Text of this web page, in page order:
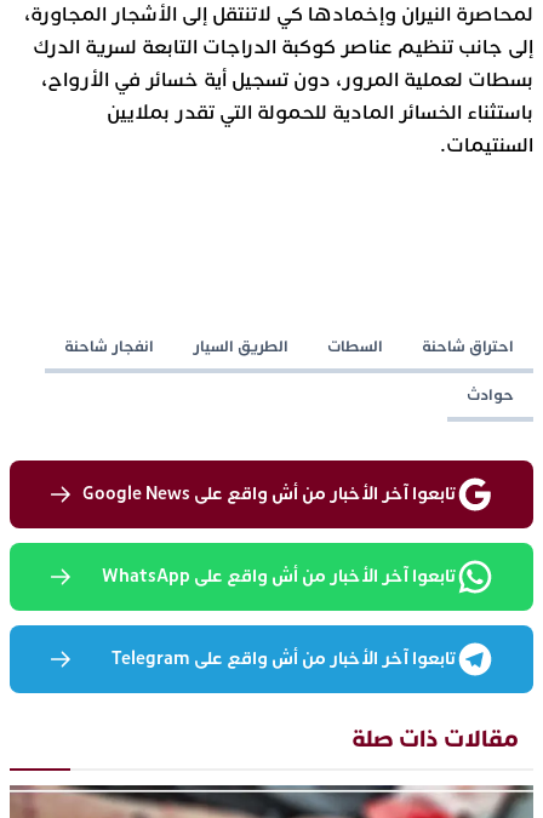
لمحاصرة النيران وإخمادها كي لاتنتقل إلى الأشجار المجاورة،
إلى جانب تنظيم عناصر كوكبة الدراجات التابعة لسرية الدرك
بسطات لعملية المرور، دون تسجيل أية خسائر في الأرواح،
باستثناء الخسائر المادية للحمولة التي تقدر بملايين
السنتيمات.
احتراق شاحنة السطات الطريق السيار انفجار شاحنة
حوادث
تابعوا آخر الأخبار من أش واقع على Google News
تابعوا آخر الأخبار من أش واقع على WhatsApp
تابعوا آخر الأخبار من أش واقع على Telegram
مقالات ذات صلة